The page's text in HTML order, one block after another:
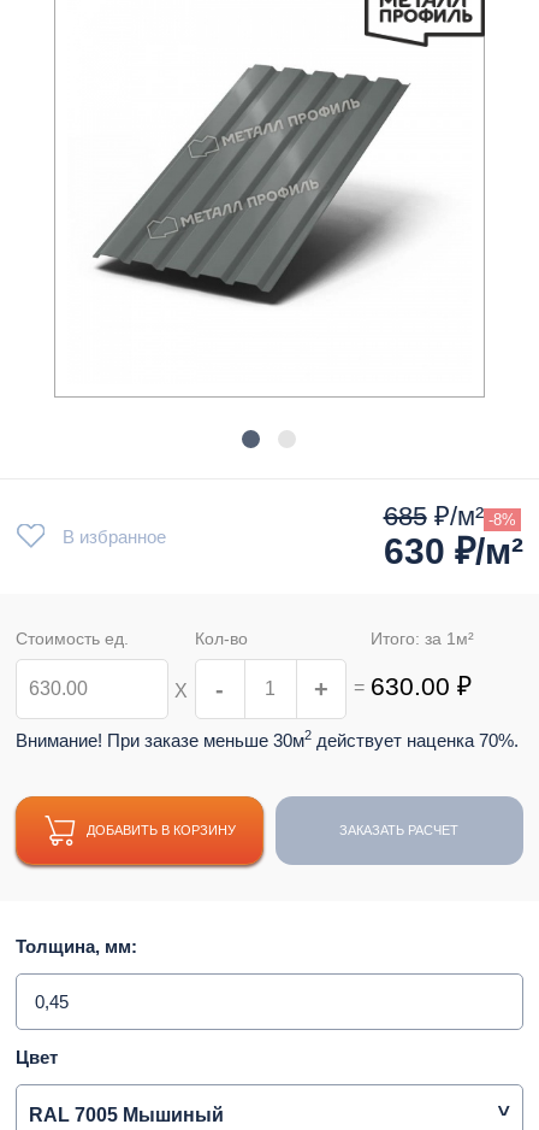
В избранное
685₽/м² -8%
630 ₽/м²
Стоимость ед.
Х
Кол-во
- + =
Итого: за 1 м²
630.00 ₽
Внимание! При заказе меньше 30м2 действует наценка 70%.
ДОБАВИТЬ В КОРЗИНУ ЗАКАЗАТЬ РАСЧЕТ
Толщина, мм:
0,45
Цвет
RAL 7005 Мышиный